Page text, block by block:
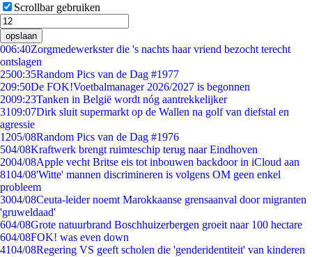
Scrollbar gebruiken
opslaan
006:40Zorgmedewerkster die 's nachts haar vriend bezocht terecht
ontslagen
2500:35Random Pics van de Dag #1977
209:50De FOK!Voetbalmanager 2026/2027 is begonnen
2009:23Tanken in België wordt nóg aantrekkelijker
3109:07Dirk sluit supermarkt op de Wallen na golf van diefstal en
agressie
1205/08Random Pics van de Dag #1976
504/08Kraftwerk brengt ruimteschip terug naar Eindhoven
2004/08Apple vecht Britse eis tot inbouwen backdoor in iCloud aan
8104/08'Witte' mannen discrimineren is volgens OM geen enkel
probleem
3004/08Ceuta-leider noemt Marokkaanse grensaanval door migranten
'gruweldaad'
604/08Grote natuurbrand Boschhuizerbergen groeit naar 100 hectare
604/08FOK! was even down
4104/08Regering VS geeft scholen die 'genderidentiteit' van kinderen